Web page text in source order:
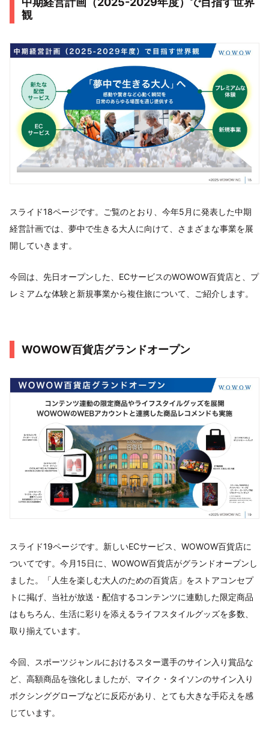
観
スライド18ページです。ご覧のとおり、今年5月に発表した中期
経営計画では、夢中で生きる大人に向けて、さまざまな事業を展
開していきます。
今回は、先日オープンした、ECサービスのWOWOW百貨店と、プ
レミアムな体験と新規事業から複住旅について、ご紹介します。
WOWOW百貨店グランドオープン
スライド19ページです。新しいECサービス、WOWOW百貨店に
ついてです。今月15日に、WOWOW百貨店がグランドオープンし
ました。「人生を楽しむ大人のための百貨店」をストアコンセプ
トに掲げ、当社が放送・配信するコンテンツに連動した限定商品
はもちろん、生活に彩りを添えるライフスタイルグッズを多数、
取り揃えています。
今回、スポーツジャンルにおけるスター選手のサイン入り賞品な
ど、高額商品を強化しましたが、マイク・タイソンのサイン入り
ボクシンググローブなどに反応があり、とても大きな手応えを感
じています。